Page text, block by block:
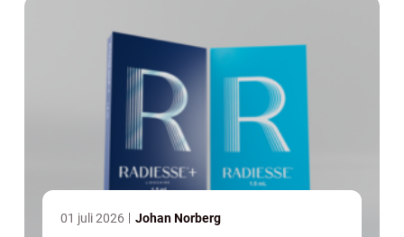
01 juli 2026 Johan Norberg